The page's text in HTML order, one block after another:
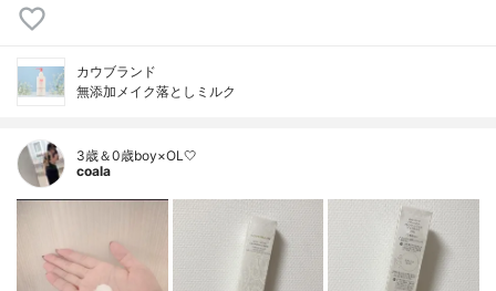
カウブランド
無添加メイク落としミルク
3歳＆0歳boy×OL🤍
coala